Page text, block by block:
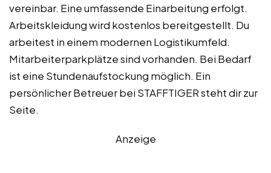
vereinbar. Eine umfassende Einarbeitung erfolgt.
Arbeitskleidung wird kostenlos bereitgestellt. Du
arbeitest in einem modernen Logistikumfeld.
Mitarbeiterparkplätze sind vorhanden. Bei Bedarf
ist eine Stundenaufstockung möglich. Ein
persönlicher Betreuer bei STAFFTIGER steht dir zur
Seite.
Anzeige